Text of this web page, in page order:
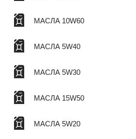
МАСЛА 10W60
МАСЛА 5W40
МАСЛА 5W30
МАСЛА 15W50
МАСЛА 5W20